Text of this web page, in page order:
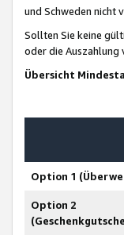
und Schweden nicht
Sollten Sie keine
oder die
Übersicht
Option 1
Option 2